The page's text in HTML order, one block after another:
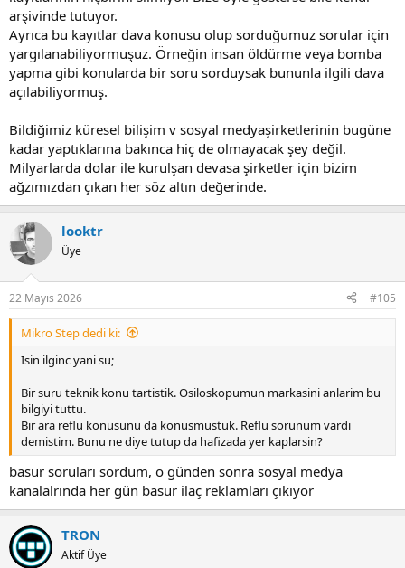
arşivinde tutuyor.
Ayrıca bu kayıtlar dava konusu olup sorduğumuz sorular için
yargılanabiliyormuşuz. Örneğin insan öldürme veya bomba
yapma gibi konularda bir soru sorduysak bununla ilgili dava
açılabiliyormuş.
Bildiğimiz küresel bilişim v sosyal medyaşirketlerinin bugüne
kadar yaptıklarına bakınca hiç de olmayacak şey değil.
Milyarlarda dolar ile kurulşan devasa şirketler için bizim
ağzımızdan çıkan her söz altın değerinde.
looktr
Üye
22 Mayıs 2026 #105
Mikro Step dedi ki:
Isin ilginc yani su;
Bir suru teknik konu tartistik. Osiloskopumun markasini anlarim bu
bilgiyi tuttu.
Bir ara reflu konusunu da konusmustuk. Reflu sorunum vardi
demistim. Bunu ne diye tutup da hafizada yer kaplarsin?
basur soruları sordum, o günden sonra sosyal medya
kanalalrında her gün basur ilaç reklamları çıkıyor
TRON
Aktif Üye